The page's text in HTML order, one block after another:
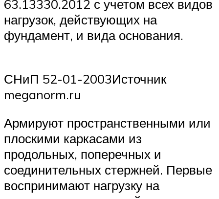
63.13330.2012 с учетом всех видов
нагрузок, действующих на
фундамент, и вида основания.
СНиП 52-01-2003Источник
meganorm.ru
Армируют пространственными или
плоскими каркасами из
продольных, поперечных и
соединительных стержней. Первые
воспринимают нагрузку на